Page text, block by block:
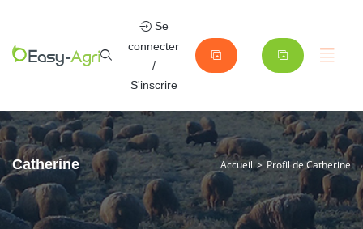
Se
connecter
/
S'inscrire
Catherine Accueil Profil de Catherine